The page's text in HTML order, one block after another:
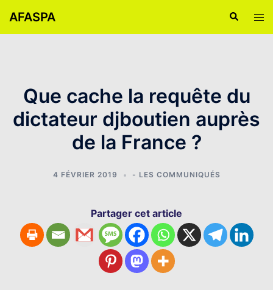
auAFASPA
le
Que cache la requête du
dictateur djboutien auprès
de la France ?
4 FÉVRIER 2019 - LES COMMUNIQUÉS
Partager cet article